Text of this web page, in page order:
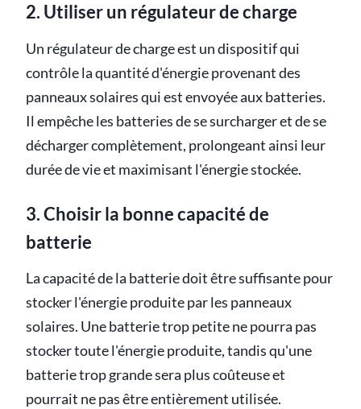
2. Utiliser un régulateur de charge
Un régulateur de charge est un dispositif qui
contrôle la quantité d'énergie provenant des
panneaux solaires qui est envoyée aux batteries.
Il empêche les batteries de se surcharger et de se
décharger complètement, prolongeant ainsi leur
durée de vie et maximisant l'énergie stockée.
3. Choisir la bonne capacité de
batterie
La capacité de la batterie doit être suffisante pour
stocker l'énergie produite par les panneaux
solaires. Une batterie trop petite ne pourra pas
stocker toute l'énergie produite, tandis qu'une
batterie trop grande sera plus coûteuse et
pourrait ne pas être entièrement utilisée.